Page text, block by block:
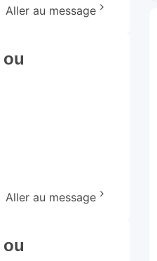
Aller au message
Aller au message